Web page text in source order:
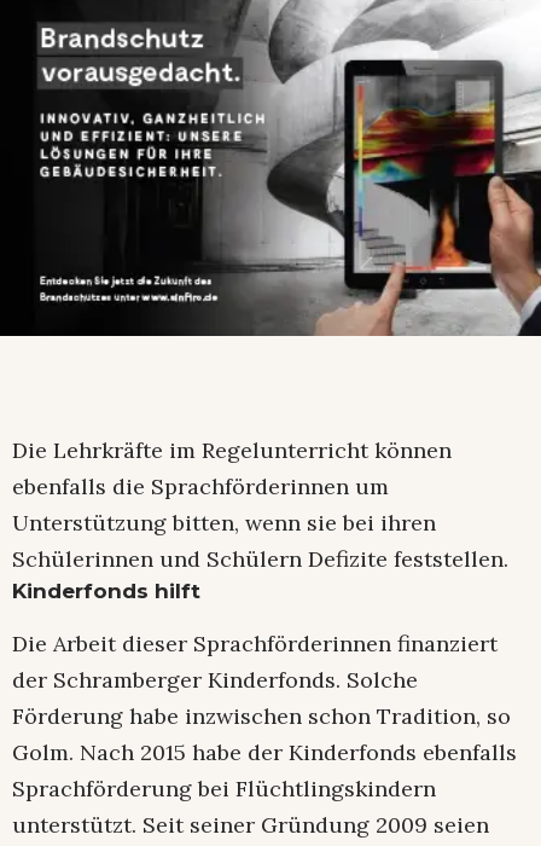
Die Lehrkräfte im Regelunterricht können
ebenfalls die Sprachförderinnen um
Unterstützung bitten, wenn sie bei ihren
Schülerinnen und Schülern Defizite feststellen.
Kinderfonds hilft
Die Arbeit dieser Sprachförderinnen finanziert
der Schramberger Kinderfonds. Solche
Förderung habe inzwischen schon Tradition, so
Golm. Nach 2015 habe der Kinderfonds ebenfalls
Sprachförderung bei Flüchtlingskindern
unterstützt. Seit seiner Gründung 2009 seien